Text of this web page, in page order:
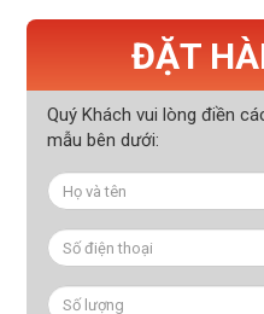
ĐẶT
Quý Khách vui lòng điền
mẫu bên dưới: